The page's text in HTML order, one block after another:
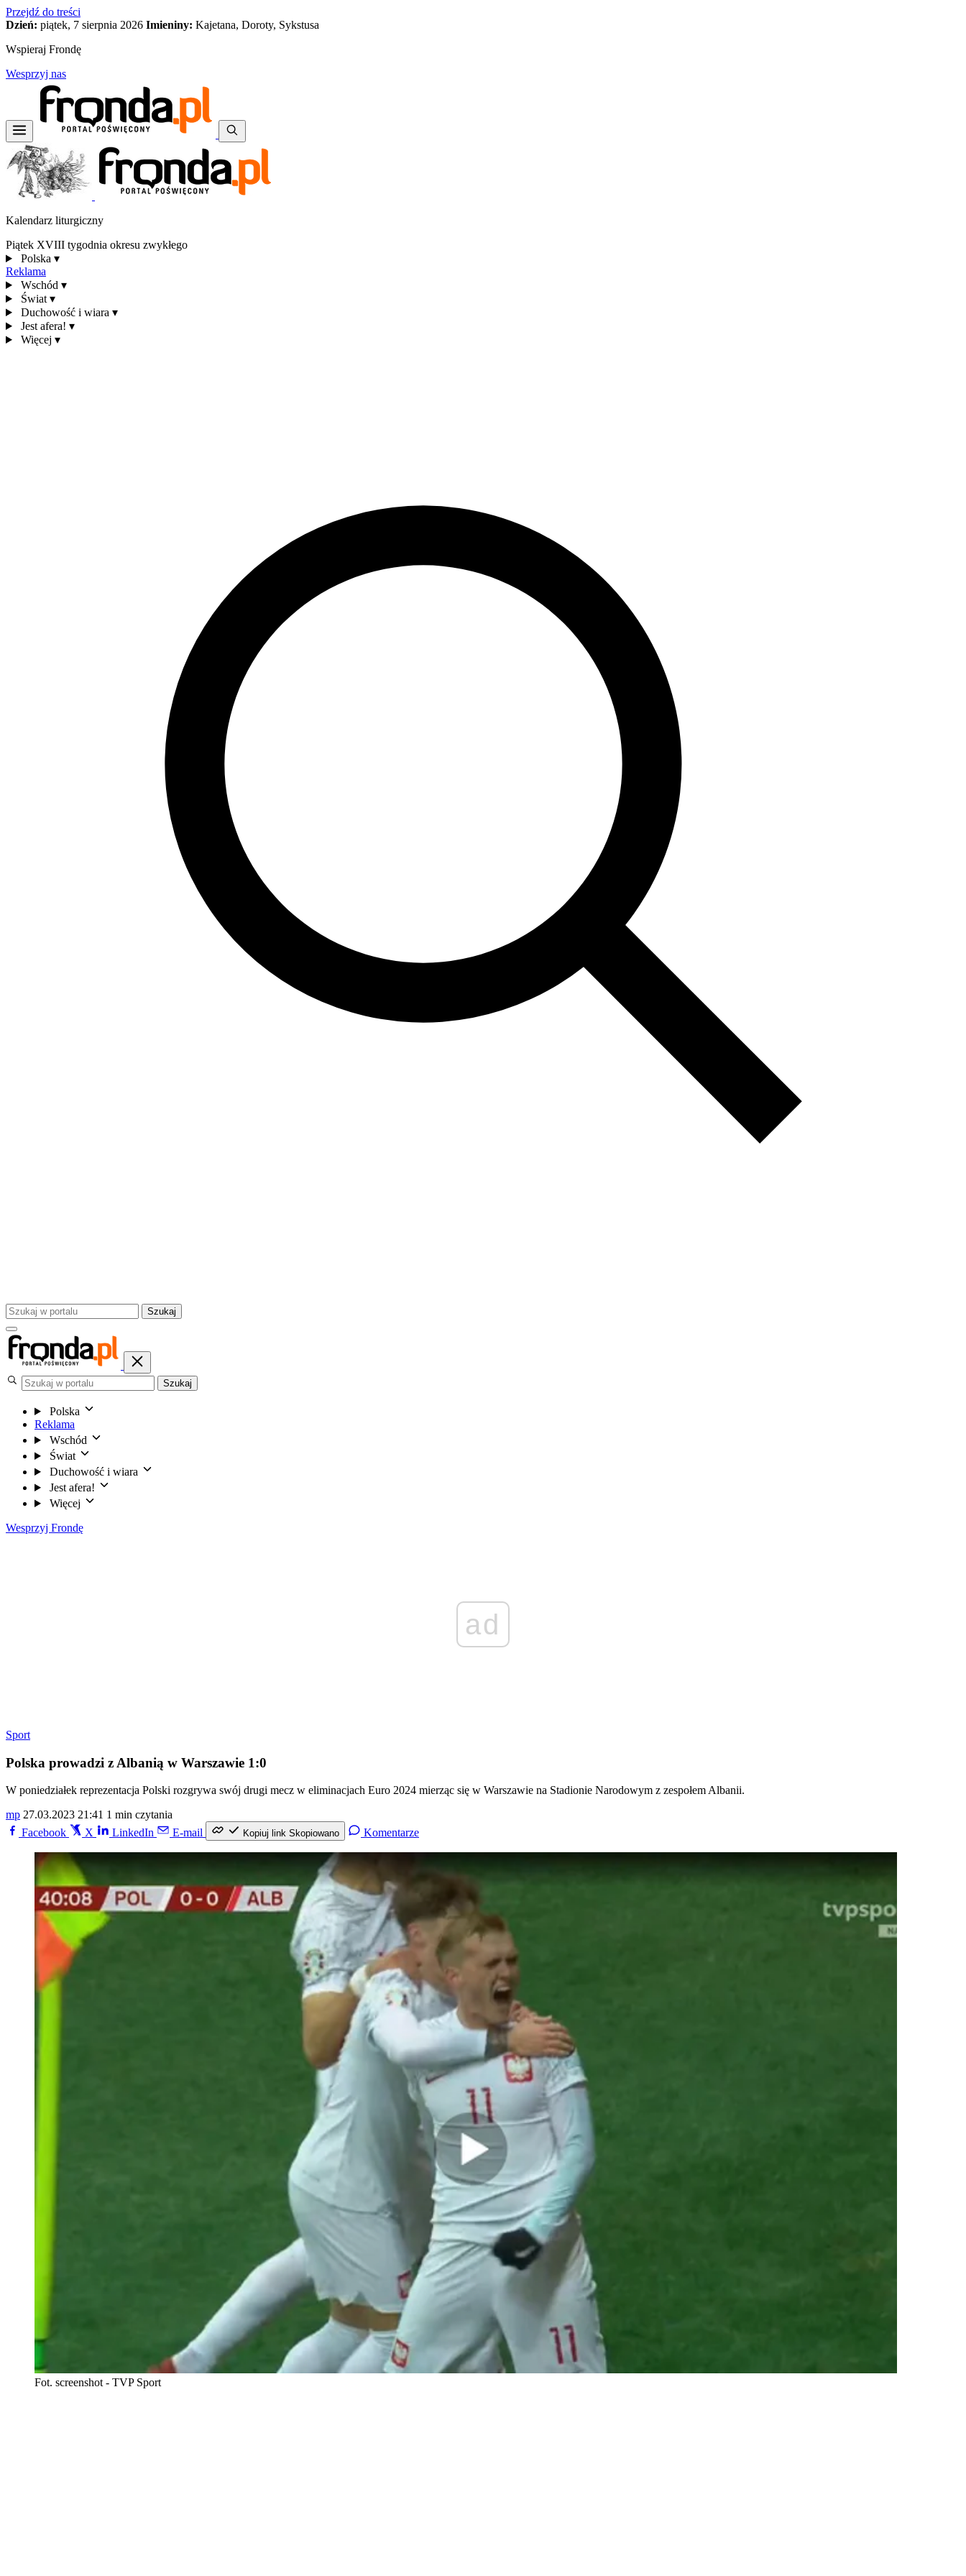
Przejdź do treści
Dzień: piątek, 7 sierpnia 2026 Imieniny: Kajetana, Doroty, Sykstusa
Wspieraj Frondę
Wesprzyj nas
Kalendarz liturgiczny
Piątek XVIII tygodnia okresu zwykłego
Polska ▾
Reklama
Wschód ▾
Świat ▾
Duchowość i wiara ▾
Jest afera! ▾
Więcej ▾
Szukaj
Szukaj
Polska
Reklama
Wschód
Świat
Duchowość i wiara
Jest afera!
Więcej
Wesprzyj Frondę
ad
Sport
Polska prowadzi z Albanią w Warszawie 1:0
W poniedziałek reprezentacja Polski rozgrywa swój drugi mecz w eliminacjach Euro 2024 mierząc się w Warszawie na Stadionie Narodowym z zespołem Albanii.
mp 27.03.2023 21:41 1 min czytania
Facebook
X LinkedIn E-mail Kopiuj link Skopiowano Komentarze
Fot. screenshot - TVP Sport